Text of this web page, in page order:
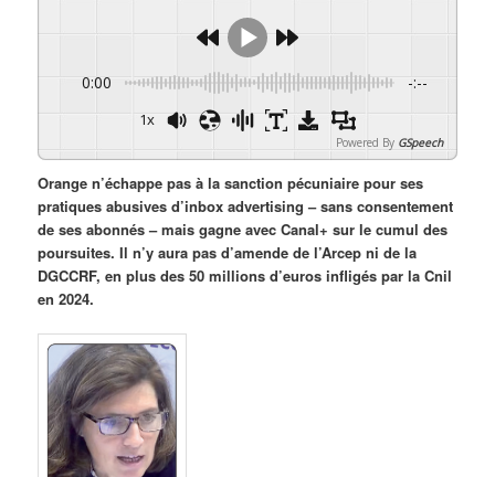
0:00 -:--
1x
Powered By GSpeech
Orange n’échappe pas à la sanction pécuniaire pour ses
pratiques abusives d’inbox advertising – sans consentement
de ses abonnés – mais gagne avec Canal+ sur le cumul des
poursuites. Il n’y aura pas d’amende de l’Arcep ni de la
DGCCRF, en plus des 50 millions d’euros infligés par la Cnil
en 2024.